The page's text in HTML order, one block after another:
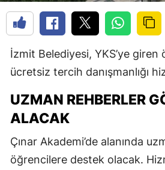
İzmit Belediyesi, YKS’ye giren
ücretsiz tercih danışmanlığı
UZMAN REHBERLER
ALACAK
Çınar Akademi’de alanında
öğrencilere destek olacak.